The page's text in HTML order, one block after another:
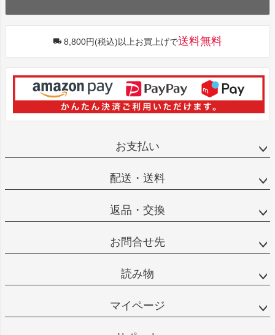
8,800円(税込)以上お買上げで送料無料
お支払い
配送・送料
返品・交換
お問合せ先
読み物
マイページ